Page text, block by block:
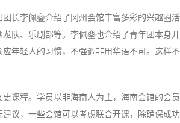
长李佩銮介绍了冈州会馆丰富多彩的兴趣圈
队、乐剧部等。李佩銮也介绍了青年团本身
年轻人的习惯，不强调非用华语不可。这样
课程。学员以非海南人为主，海南会馆的会
议，一些会馆可以考虑联合开课，除确保成功